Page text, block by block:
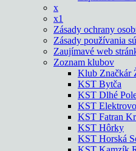
x
x1
Zásady ochrany
Zásady používania
Zaujímavé web
Zoznam klubov
Klub Značkár
KST Bytča
KST Dlhé
KST
KST Fatran
KST Hôrky
KST Horská